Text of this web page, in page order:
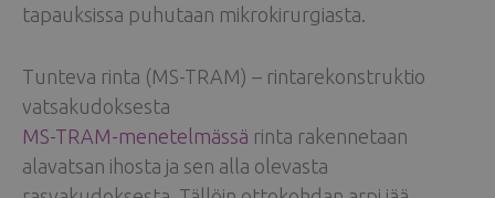
tapauksissa puhutaan mikrokirurgiasta.
Tunteva rinta (MS-TRAM) – rintarekonstruktio
vatsakudoksesta
MS-TRAM-menetelmässä rinta rakennetaan
alavatsan ihosta ja sen alla olevasta